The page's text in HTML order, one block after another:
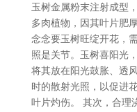
玉树金属粉末注射成型
多肉植物，因其叶片肥
念念要玉树旺绽开花，
照是关节。玉树喜阳光
将其放在阳光鼓胀、透
时的散射光照，以促进
叶片灼伤。 其次，合理